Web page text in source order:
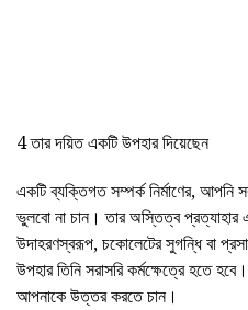
4 তার দয়িত একটি উপহার দিয়েছেন
একটি ব্যক্তিগত সম্পর্ক নির্মাণের,
ভুলবো না চান। তার অস্তিত্ব প্রত্যাহার
উদাহরণস্বরূপ, চকোলেটের সুগন্ধি বা
উপহার তিনি সরাসরি কর্মক্ষেত্রে হতে
আপনাকে উত্তর করতে চান।